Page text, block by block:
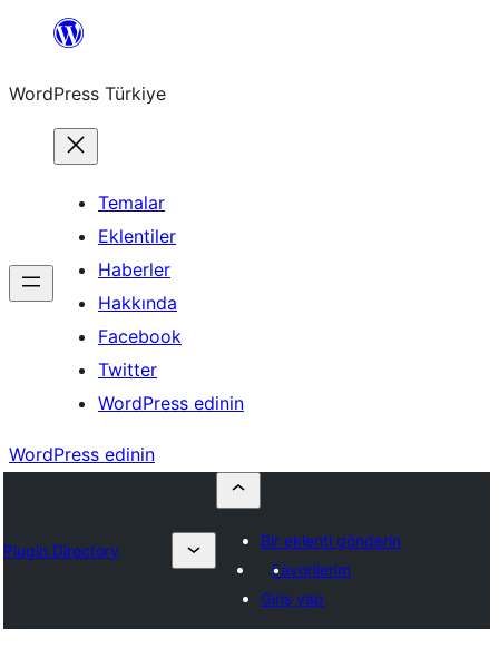
İçeriğe
WordPress Türkiye
Temalar
Eklentiler
Haberler
Hakkında
Facebook
Twitter
WordPress edinin
WordPress edinin
Plugin Directory
Bir eklenti gönderin
Favorilerim
Giriş yap